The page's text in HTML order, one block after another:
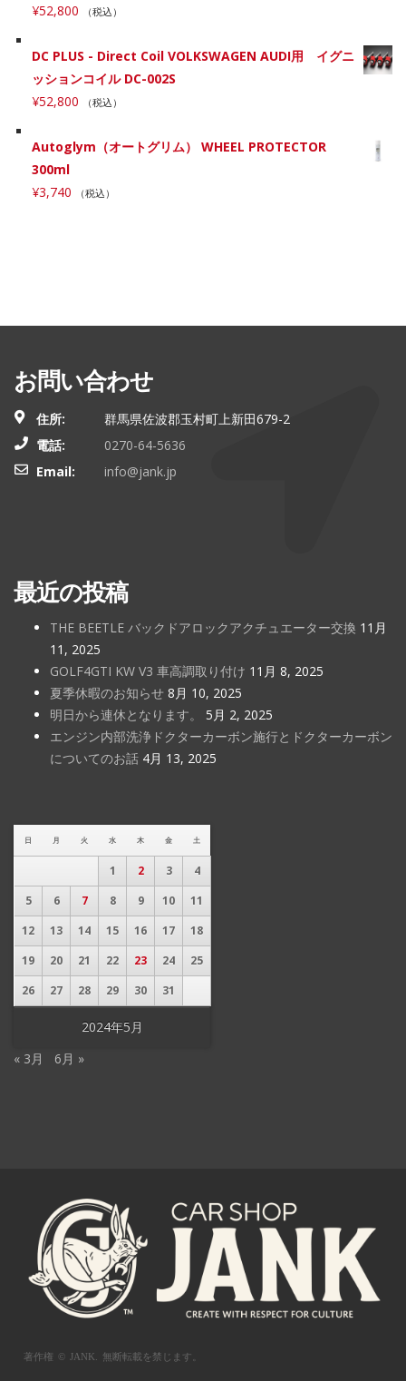
¥52,800 （税込）
DC PLUS - Direct Coil VOLKSWAGEN AUDI用 イグニ
ッションコイル DC-002S
¥52,800 （税込）
Autoglym（オートグリム） WHEEL PROTECTOR
300ml
¥3,740 （税込）
お問い合わせ
住所:
群馬県佐波郡玉村町上新田679-2
電話:
0270-64-5636
Email:
info@jank.jp
最近の投稿
THE BEETLE バックドアロックアクチュエーター交換 11月
11, 2025
GOLF4GTI KW V3 車高調取り付け 11月 8, 2025
夏季休暇のお知らせ 8月 10, 2025
明日から連休となります。
5月 2, 2025
エンジン内部洗浄ドクターカーボン施行とドクターカーボン
についてのお話 4月 13, 2025
2024年5月
日 月 火 水 木 金 土
1 2 3
4
5
6 7 8 9 10
11
12
13 14 15 16 17
18
19
20 21 22 23 24
25
26
27 28 29 30 31
« 3月 6月 »
著作権 © JANK. 無断転載を禁じます。